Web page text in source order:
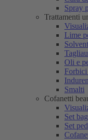
Spray
Trattamenti
Lime
Oli e
Smalti
Cofanetti
Set
Set